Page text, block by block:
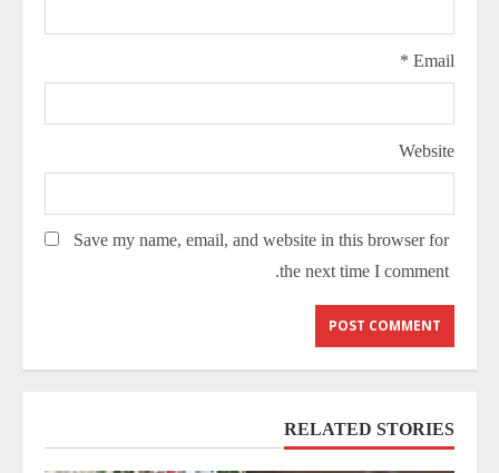
Email
*
Website
Save my name, email, and website in this browser for
the next time I comment.
RELATED STORIES